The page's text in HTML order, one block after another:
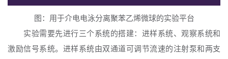
图：用于介电电泳分离聚苯乙烯微球的实验平台
实验需要先进行三个系统的搭建：进样系统、观察系统和
激励信号系统。进样系统由双通道可调节流速的注射泵和两支